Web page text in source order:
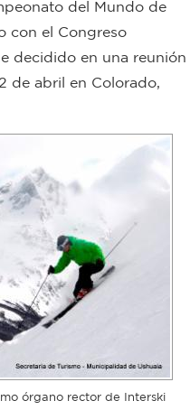
del Mundo de
con el Congreso
decidido en una reunión
de abril en Colorado,
órgano rector de Interski